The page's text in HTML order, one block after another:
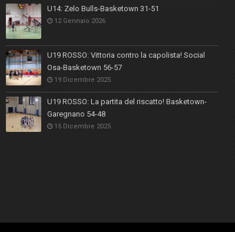
U14: Zelo Bulls-Basketown 31-51
12 Gennaio 2026
U19 ROSSO: Vittoria contro la capolista! Social
Osa-Basketown 56-57
19 Dicembre 2025
U19 ROSSO: La partita del riscatto! Basketown-
Garegnano 54-48
15 Dicembre 2025